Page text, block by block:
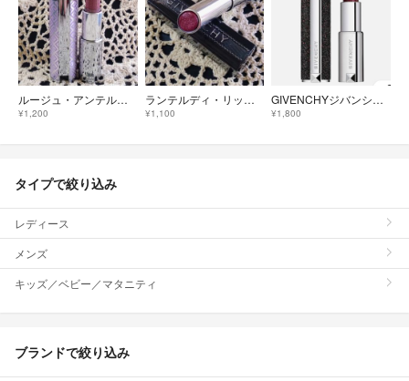
ルージュ・アンテルディ・バーム No.25 限定色
¥1,200
ランテルディ・リップスティック No.22 ガーネット・マーブル 限定色
¥1,100
GIVENCHYジバンシィ リップスティックルルージ ユ 02ナイトレッド 口紅
¥1,800
タイプで絞り込み
レディース
メンズ
キッズ／ベビー／マタニティ
ブランドで絞り込み